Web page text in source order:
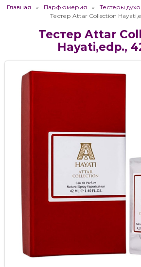
Главная Парфюмерия Тестеры
Тестер Attar Collection
Тестер Attar
Hayati,edp.,